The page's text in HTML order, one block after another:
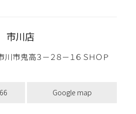
市川店
市鬼高３－２８－１６ ＳＨＯＰ
Google map